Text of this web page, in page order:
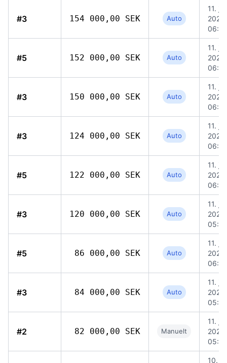
#3 154 000,00 SEK Auto
11.
2026,
#5 152 000,00 SEK Auto
11.
2026,
#3 150 000,00 SEK Auto
11.
2026,
#3 124 000,00 SEK Auto
11.
2026,
#5 122 000,00 SEK Auto
11.
2026,
#3 120 000,00 SEK Auto
11.
2026,
#5 86 000,00 SEK Auto
11.
2026,
#3 84 000,00 SEK Auto
11.
2026,
#2 82 000,00 SEK Manuelt
11.
2026,
10.